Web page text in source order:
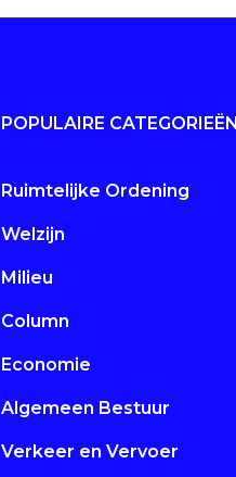
POPULAIRE CATEGORIEËN
Ruimtelijke Ordening
Welzijn
Milieu
Column
Economie
Algemeen Bestuur
Verkeer en Vervoer